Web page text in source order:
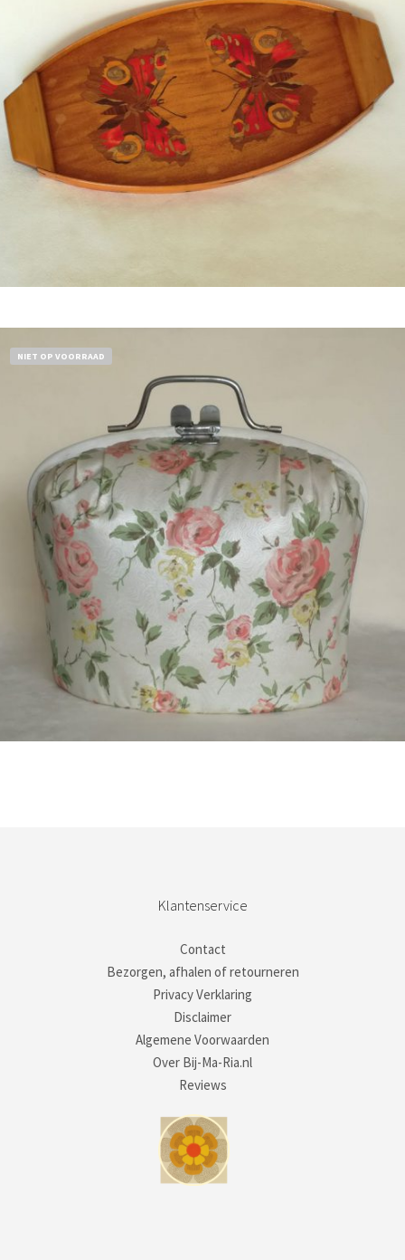
NIET OP VOORRAAD
Klantenservice
Contact
Bezorgen, afhalen of retourneren
Privacy Verklaring
Disclaimer
Algemene Voorwaarden
Over Bij-Ma-Ria.nl
Reviews